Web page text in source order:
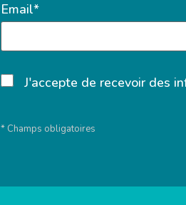
Email*
J'accepte de recevoir des
* Champs obligatoires